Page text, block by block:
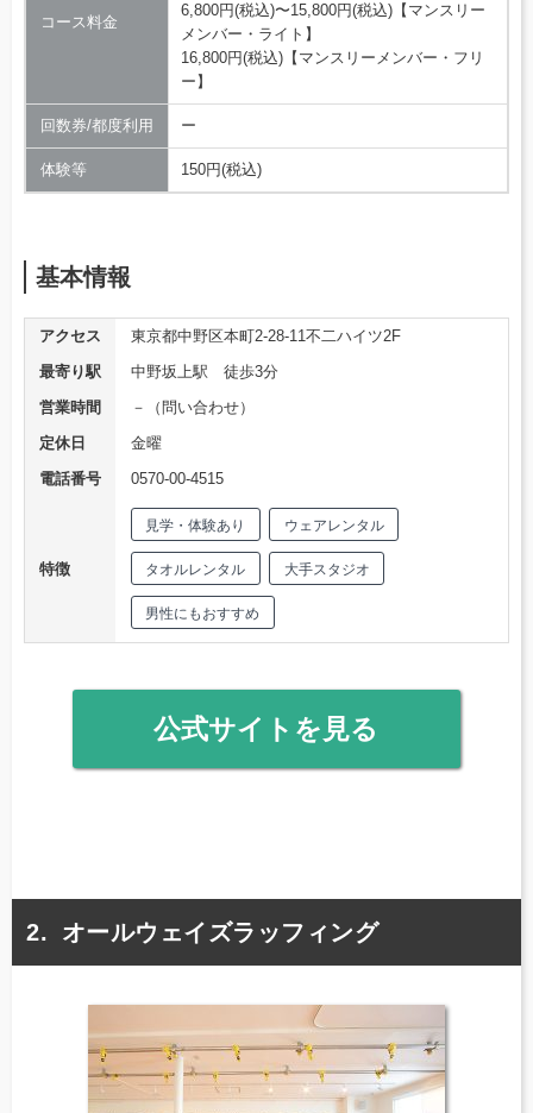
コース料金
6,800円(税込)〜15,800円(税込)【マンスリー
メンバー・ライト】
16,800円(税込)【マンスリーメンバー・フリ
ー】
回数券/都度利用 ー
体験等 150円(税込)
基本情報
アクセス
東京都中野区本町2-28-11不二ハイツ2F
最寄り駅
中野坂上駅 徒歩3分
営業時間
－（問い合わせ）
定休日
金曜
電話番号
0570-00-4515
特徴
見学・体験あり ウェアレンタル
タオルレンタル 大手スタジオ
男性にもおすすめ
公式サイトを見る
オールウェイズラッフィング